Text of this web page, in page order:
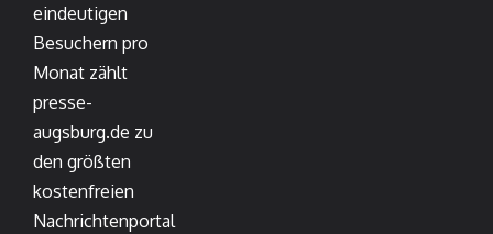
eindeutigen
Besuchern pro
Monat zählt
presse-
augsburg.de zu
den größten
kostenfreien
Nachrichtenportal